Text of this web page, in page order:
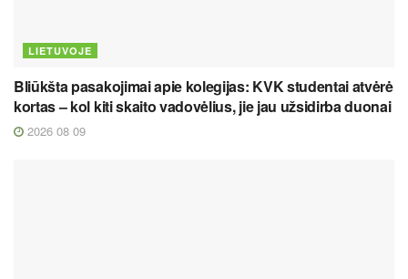
LIETUVOJE
Bliūkšta pasakojimai apie kolegijas: KVK studentai atvėrė
kortas – kol kiti skaito vadovėlius, jie jau užsidirba duonai
2026 08 09